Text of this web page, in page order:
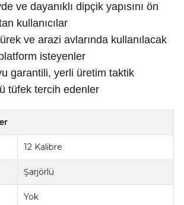
ve dayanıklı dipçik yapısını ön
kullanıcılar
ve arazi avlarında kullanılacak
isteyenler
garantili, yerli üretim taktik
tüfek tercih edenler
12 Kalibre
Şarjörlü
Yok